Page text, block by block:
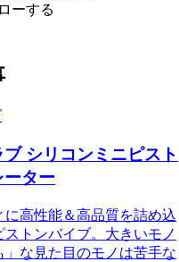
ーする
シリコンミニピスト
ーター
に高性能＆高品質を詰め込
ストンバイブ。大きいモノ
」な見た目のモノは苦手な